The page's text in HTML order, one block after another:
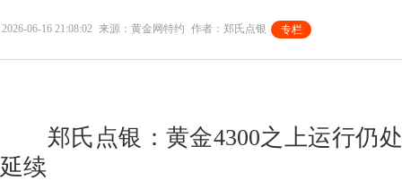
2026-06-16 21:08:02 来源：黄金网特约 作者：郑氏点银 专栏
专栏
郑氏点银：黄金4300之上运行仍
延续